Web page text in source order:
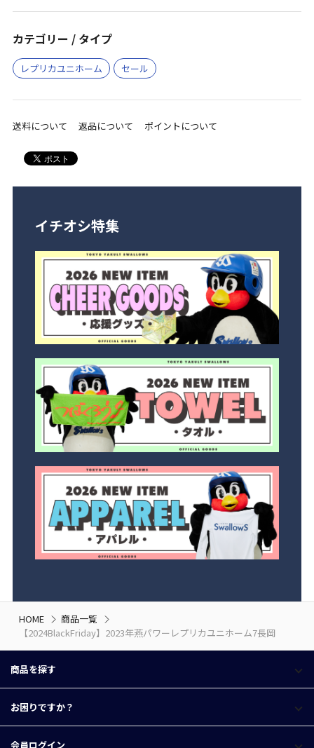
カテゴリー / タイプ
レプリカユニホーム セール
送料について 返品について ポイントについて
イチオシ特集
HOME
商品一覧
【2024BlackFriday】2023年燕パワーレプリカユニホーム7長岡
商品を探す
お困りですか？
会員ログイン